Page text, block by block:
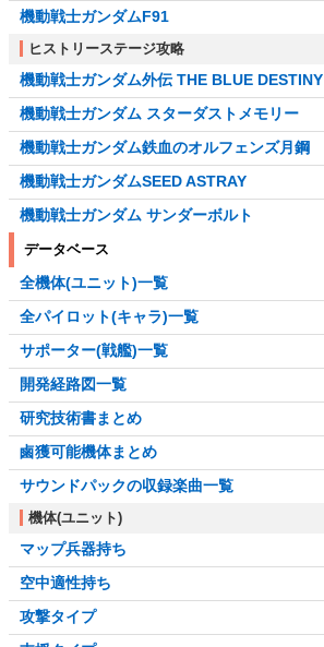
機動戦士ガンダムF91
ヒストリーステージ攻略
機動戦士ガンダム外伝 THE BLUE DESTINY
機動戦士ガンダム スターダストメモリー
機動戦士ガンダム鉄血のオルフェンズ月鋼
機動戦士ガンダムSEED ASTRAY
機動戦士ガンダム サンダーボルト
データベース
全機体(ユニット)一覧
全パイロット(キャラ)一覧
サポーター(戦艦)一覧
開発経路図一覧
研究技術書まとめ
鹵獲可能機体まとめ
サウンドパックの収録楽曲一覧
機体(ユニット)
マップ兵器持ち
空中適性持ち
攻撃タイプ